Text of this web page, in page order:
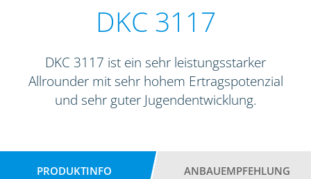
DKC 3117
DKC 3117 ist ein sehr leistungsstarker
Allrounder mit sehr hohem Ertragspotenzial
und sehr guter Jugendentwicklung.
PRODUKTINFO ANBAUEMPFEHLUNG